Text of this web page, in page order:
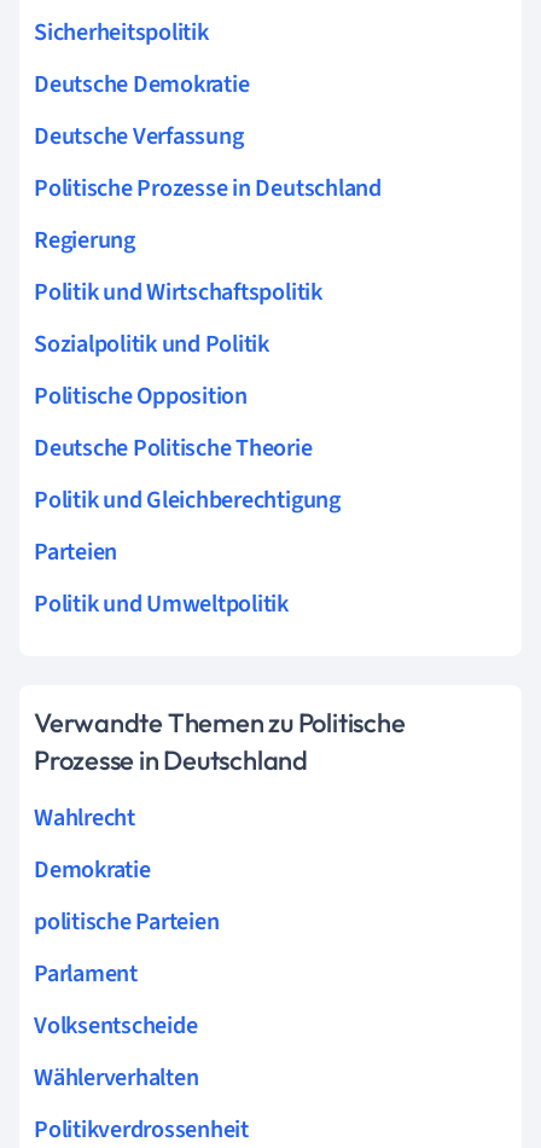
Sicherheitspolitik
Deutsche Demokratie
Deutsche Verfassung
Politische Prozesse in Deutschland
Regierung
Politik und Wirtschaftspolitik
Sozialpolitik und Politik
Politische Opposition
Deutsche Politische Theorie
Politik und Gleichberechtigung
Parteien
Politik und Umweltpolitik
Verwandte Themen zu Politische
Prozesse in Deutschland
Wahlrecht
Demokratie
politische Parteien
Parlament
Volksentscheide
Wählerverhalten
Politikverdrossenheit